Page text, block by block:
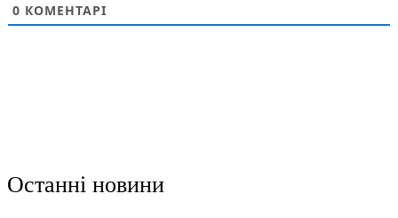
0 КОМЕНТАРІ
Останні новини